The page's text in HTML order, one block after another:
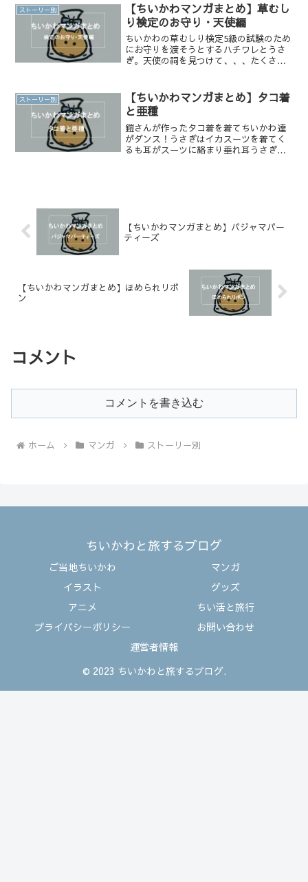
ストーリー別
【ちいかわマンガまとめ】草むし
り検定のお守り・天使編
ちいかわの草むしり検定5級の試験のため
にお守りを渡そうとするハチワレとうさ
ぎ。天使の祠を見つけて、、、たくさん
ストーリー別
【ちいかわマンガまとめ】タコ着
と亜種
鎧さんが作ったタコ着を着てちいかわ達
がダンス！うさぎはイカスーツを着てく
るも耳がスーツに絡まり垂れ耳うさぎ
【ちいかわマンガまとめ】パジャマパー
ティーズ
【ちいかわマンガまとめ】ほめられリボ
ン
コメント
コメントを書き込む
ホーム マンガ ストーリー別
ちいかわと旅するブログ
ご当地ちいかわ
マンガ
イラスト
グッズ
アニメ
ちい活と旅行
プライバシーポリシー
お問い合わせ
運営者情報
© 2023 ちいかわと旅するブログ.